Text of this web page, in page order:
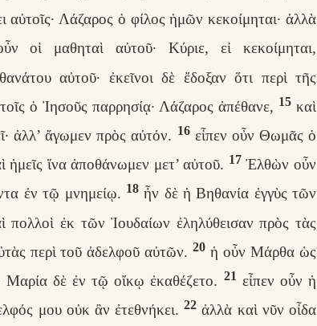
αὐτοῖς· Λάζαρος ὁ φίλος ἡμῶν κεκοίμηται· ἀλλὰ
οἱ μαθηταὶ αὐτοῦ· Κύριε, εἰ κεκοίμηται,
αὐτοῦ· ἐκεῖνοι δὲ ἔδοξαν ὅτι περὶ τῆς
ὁ Ἰησοῦς παρρησίᾳ· Λάζαρος ἀπέθανε, 15 καὶ
ἀλλ’ ἄγωμεν πρὸς αὐτόν. 16εἶπεν οὖν Θωμᾶς ὁ
ἡμεῖς ἵνα ἀποθάνωμεν μετ’ αὐτοῦ. 17 Ἐλθὼν οὖν
ἐν τῷ μνημείῳ. 18ἦν δὲ ἡ Βηθανία ἐγγὺς τῶν
πολλοὶ ἐκ τῶν Ἰουδαίων ἐληλύθεισαν πρὸς τὰς
περὶ τοῦ ἀδελφοῦ αὐτῶν.20 ἡ οὖν Μάρθα ὡς
Μαρία δὲ ἐν τῷ οἴκῳ ἐκαθέζετο. 21εἶπεν οὖν ἡ
μου οὐκ ἂν ἐτεθνήκει.22 ἀλλὰ καὶ νῦν οἶδα